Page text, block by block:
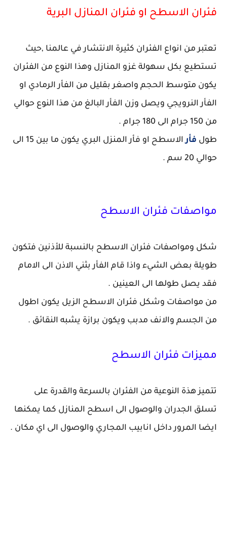
فئران الاسطح او فئران المنازل البرية
تعتبر من انواع الفئران كثيرة الانتشار في عالمنا ,حيث
تستطيع بكل سهولة غزو المنازل وهذا النوع من الفئران
يكون متوسط الحجم واصغر بقليل من الفأر الرمادي او
الفأر النرويجي ويصل وزن الفأر البالغ من هذا النوع حوالي
من 150 جرام الى 180 جرام .
طول فأر
الاسطح او فأر المنزل البري يكون ما بين 15 الى
حوالي 20 سم .
مواصفات فئران الاسطح
شكل ومواصفات فئران الاسطح بالنسبة للأذنين فتكون
طويلة بعض الشيء واذا قام الفأر بثني الاذن الى الامام
فقد يصل طولها الى العينين .
من مواصفات وشكل فئران الاسطح الزيل يكون اطول
من الجسم والانف مدبب ويكون برازة يشبه النقائق .
مميزات فئران الاسطح
تتميز هذة النوعية من الفئران بالسرعة والقدرة على
تسلق الجدران والوصول الى اسطح المنازل كما يمكنها
ايضا المرور داخل انابيب المجاري والوصول الى اي مكان .